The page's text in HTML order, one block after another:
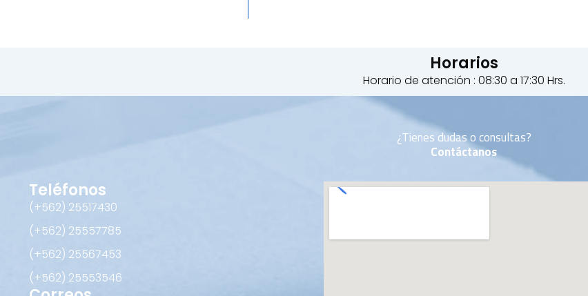
Horarios
Horario de atención : 08:30 a 17:30 Hrs.
¿Tienes dudas o consultas?
Contáctanos
Teléfonos
(+562) 25517430‬
(+562) 25557785
(+562) 25567453‬
(+562) ‪25553546